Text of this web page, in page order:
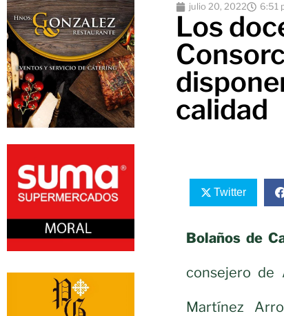
julio 20, 2022 6:51
Los
calidad
Twitter
Bolaños de
consejero de
Martínez